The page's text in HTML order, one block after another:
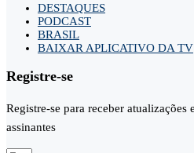
DESTAQUES
PODCAST
BRASIL
BAIXAR APLICATIVO DA TV
Registre-se
Registre-se para receber
assinantes